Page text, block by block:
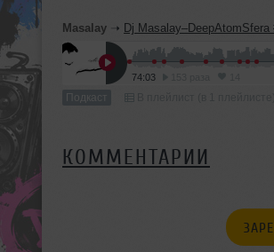
Masalay ➝ Dj Masalay–DeepAtomSfera
74:03
Подкаст
КОММЕНТАРИИ